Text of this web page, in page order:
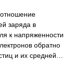
заряда в
к напряженности
обратно
и их средней…